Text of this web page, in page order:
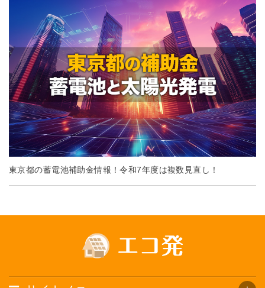
東京都の蓄電池補助金情報！令和7年度は複数見直し！